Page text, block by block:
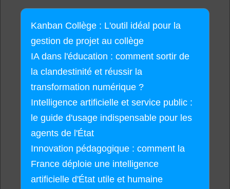
Kanban Collège : L'outil idéal pour la
gestion de projet au collège
IA dans l'éducation : comment sortir de
la clandestinité et réussir la
transformation numérique ?
Intelligence artificielle et service public :
le guide d'usage indispensable pour les
agents de l'État
Innovation pédagogique : comment la
France déploie une intelligence
artificielle d'État utile et humaine